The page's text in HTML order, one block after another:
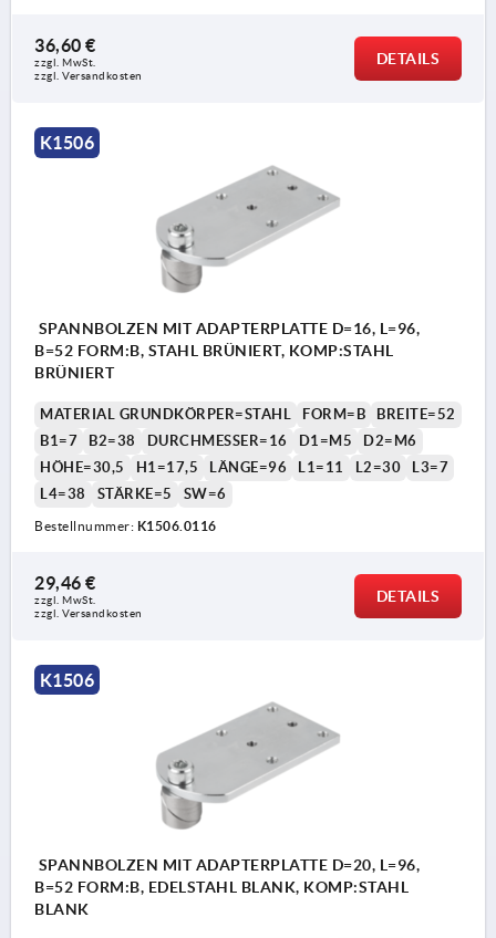
36,60 €
zzgl. MwSt.
zzgl. Versandkosten
DETAILS
K1506
SPANNBOLZEN MIT ADAPTERPLATTE D=16, L=96,
B=52 FORM:B, STAHL BRÜNIERT, KOMP:STAHL
BRÜNIERT
MATERIAL GRUNDKÖRPER=STAHL FORM=B
BREITE=52
B1=7
B2=38 DURCHMESSER=16 D1=M5
D2=M6
HÖHE=30,5
H1=17,5 LÄNGE=96 L1=11 L2=30
L3=7
L4=38
STÄRKE=5 SW=6
Bestellnummer: K1506.0116
29,46 €
zzgl. MwSt.
zzgl. Versandkosten
DETAILS
K1506
SPANNBOLZEN MIT ADAPTERPLATTE D=20, L=96,
B=52 FORM:B, EDELSTAHL BLANK, KOMP:STAHL
BLANK